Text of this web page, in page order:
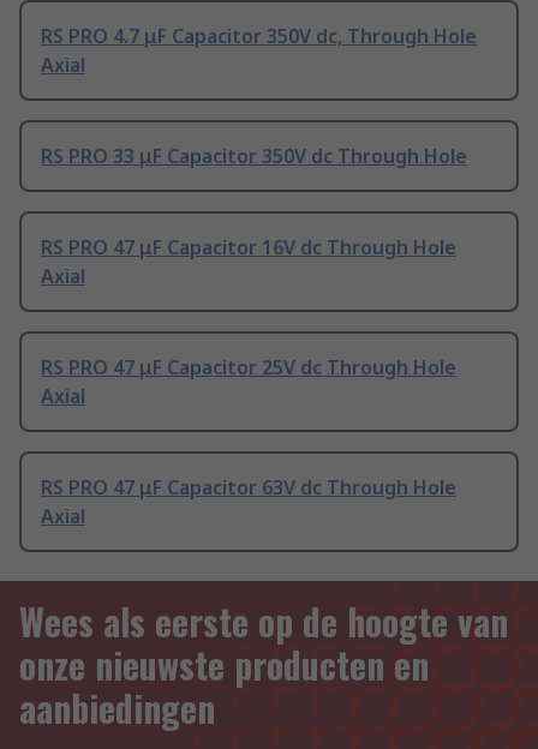
RS PRO 4.7 μF Capacitor 350V dc, Through Hole
Axial
RS PRO 33 μF Capacitor 350V dc Through Hole
RS PRO 47 μF Capacitor 16V dc Through Hole
Axial
RS PRO 47 μF Capacitor 25V dc Through Hole
Axial
RS PRO 47 μF Capacitor 63V dc Through Hole
Axial
Wees als eerste op de hoogte van
onze nieuwste producten en
aanbiedingen